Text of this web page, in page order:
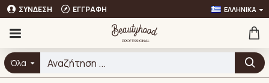
ΣΎΝΔΕΣΗ ΕΓΓΡΑΦΉ ΕΛΛΗΝΙΚΆ
Όλα